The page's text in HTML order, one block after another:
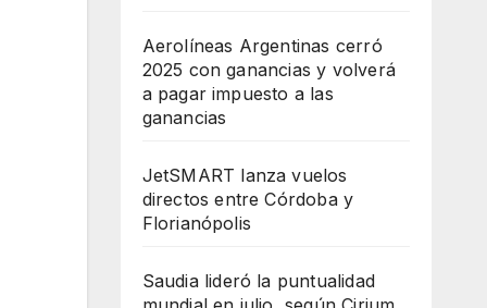
Aerolíneas Argentinas cerró
2025 con ganancias y volverá
a pagar impuesto a las
ganancias
JetSMART lanza vuelos
directos entre Córdoba y
Florianópolis
Saudia lideró la puntualidad